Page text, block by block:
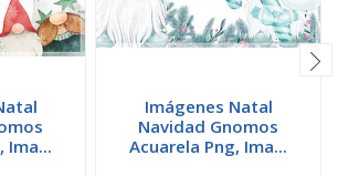
Ima...
Imágenes Natal
Navidad Gnomos
Acuarela Png, Ima...